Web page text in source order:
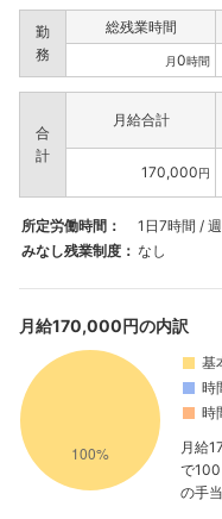
勤
務
総残業時間
月0時間
合
計
月給合計
170,000円
所定労働時間：
1日7時間 /
みなし残業制度： なし
月給170,000円の内訳
基
時
時
月給
で
の手